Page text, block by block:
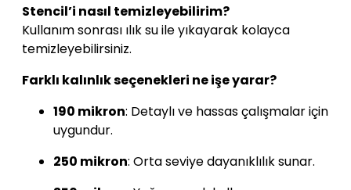
Stencil’i nasıl temizleyebilirim?
Kullanım sonrası ılık su ile yıkayarak kolayca
temizleyebilirsiniz.
Farklı kalınlık seçenekleri ne işe yarar?
190 mikron: Detaylı ve hassas çalışmalar için
uygundur.
250 mikron: Orta seviye dayanıklılık sunar.